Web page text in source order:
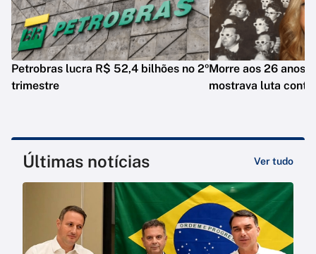
Petrobras lucra R$ 52,4 bilhões no 2º
trimestre
Morre aos 26 anos
mostrava luta
Últimas notícias Ver tudo